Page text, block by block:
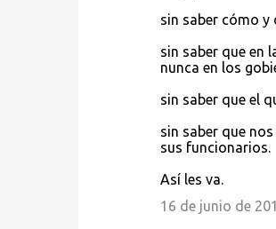
sin saber cómo y
sin saber que en
nunca en los
sin saber que el
sin saber que
sus funcionarios.
Así les va.
16 de junio de